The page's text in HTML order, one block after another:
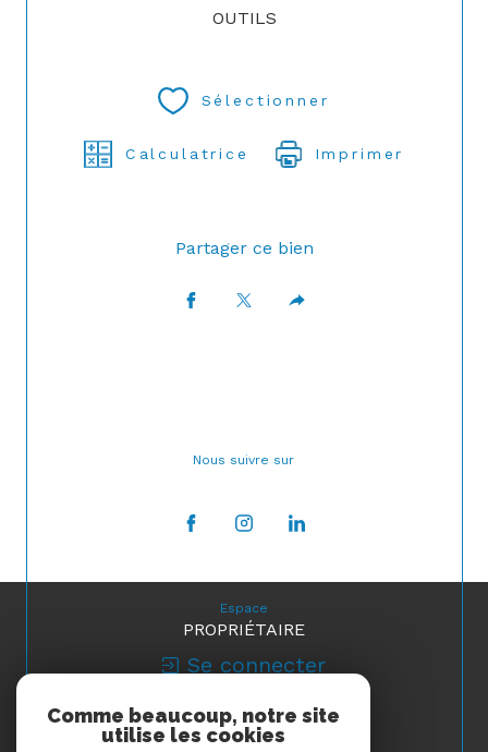
OUTILS
Sélectionner
Calculatrice Imprimer
Partager ce bien
Nous suivre sur
Espace
PROPRIÉTAIRE
Se connecter
Nous
ADHÉRONS
Comme beaucoup, notre site
utilise les cookies